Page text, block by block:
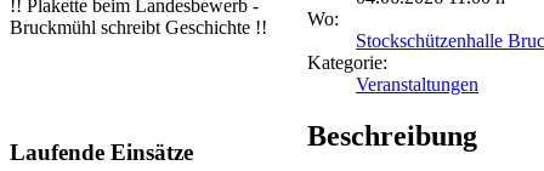
Wo:
Stockschützenhalle
Kategorie:
Veranstaltungen
Beschreibung
!! Plakette beim Landesbewerb -
Bruckmühl schreibt Geschichte !!
Laufende Einsätze